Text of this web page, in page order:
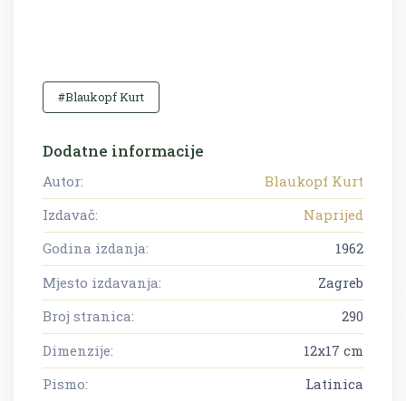
#Blaukopf Kurt
Dodatne informacije
Autor:
Blaukopf Kurt
Izdavač:
Naprijed
Godina izdanja:
1962
Mjesto izdavanja:
Zagreb
Broj stranica:
290
Dimenzije:
12x17 cm
Pismo:
Latinica